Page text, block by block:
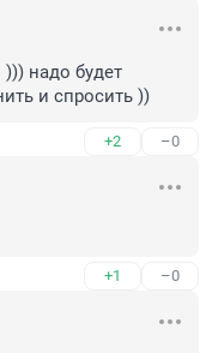
надо будет
и спросить ))
+2 –0
+1 –0